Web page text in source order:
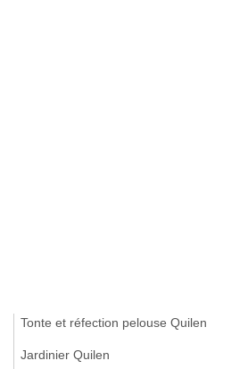
Tonte et réfection pelouse Quilen
Jardinier Quilen